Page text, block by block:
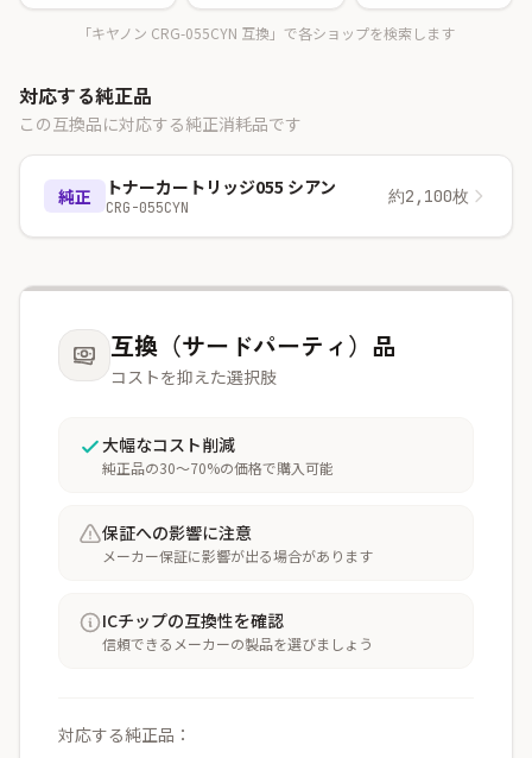
「キヤノン CRG-055CYN 互換」で各ショップを検索します
対応する純正品
この互換品に対応する純正消耗品です
純正 トナーカートリッジ055 シアン
CRG-055CYN
約2,100枚
互換（サードパーティ）品
コストを抑えた選択肢
大幅なコスト削減
純正品の30〜70%の価格で購入可能
保証への影響に注意
メーカー保証に影響が出る場合があります
ICチップの互換性を確認
信頼できるメーカーの製品を選びましょう
対応する純正品：